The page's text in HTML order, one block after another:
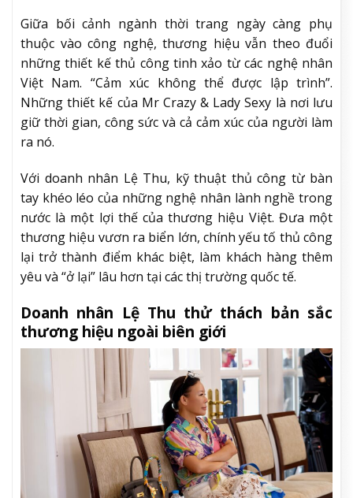
Giữa bối cảnh ngành thời trang ngày càng phụ
thuộc vào công nghệ, thương hiệu vẫn theo đuổi
những thiết kế thủ công tinh xảo từ các nghệ nhân
Việt Nam. “Cảm xúc không thể được lập trình”.
Những thiết kế của Mr Crazy & Lady Sexy là nơi lưu
giữ thời gian, công sức và cả cảm xúc của người làm
ra nó.
Với doanh nhân Lệ Thu, kỹ thuật thủ công từ bàn
tay khéo léo của những nghệ nhân lành nghề trong
nước là một lợi thế của thương hiệu Việt. Đưa một
thương hiệu vươn ra biển lớn, chính yếu tố thủ công
lại trở thành điểm khác biệt, làm khách hàng thêm
yêu và “ở lại” lâu hơn tại các thị trường quốc tế.
Doanh nhân Lệ Thu thử thách bản sắc
thương hiệu ngoài biên giới